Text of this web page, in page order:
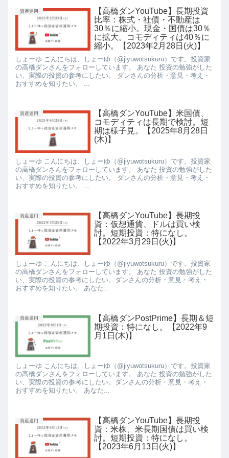
資産運用
【高橋ダンYouTube】長期投資
比率：株式・社債・不動産は
30％に縮小。現金・国債は30％
に拡大。コモディティは40％に
縮小。【2023年2月28日(火)】
しょーゆ こんにちは、しょーゆ（@jiyuwotsukuru）です。投資家
の高橋ダンさんをフォローしています。 あなた 投資の勉強がした
い、実際の投資の参考にしたい。 ダンさんの分析・意見・考え・
おすすめを知りたい。 ...
資産運用
【高橋ダンYouTube】米国債、
コモディティは長期で検討。短
期は様子見。【2025年8月28日
(木)】
しょーゆ こんにちは、しょーゆ（@jiyuwotsukuru）です。投資家
の高橋ダンさんをフォローしています。 あなた 投資の勉強がした
い、実際の投資の参考にしたい。 ダンさんの分析・意見・考え・
おすすめを知りたい。 ...
資産運用
【高橋ダンYouTube】長期投
資：仮想通貨、ドルは買い検
討。短期投資：特になし。
【2022年3月29日(火)】
しょーゆ こんにちは、しょーゆ（@jiyuwotsukuru）です。投資家
の高橋ダンさんをフォローしています。 あなた 投資の勉強がした
い、実際の投資の参考にしたい。ダンさんの分析・意見・考え・
おすすめを知りたい。 あなた...
資産運用
【高橋ダンPostPrime】長期＆短
期投資：特になし。【2022年9
月1日(木)】
しょーゆ こんにちは、しょーゆ（@jiyuwotsukuru）です。投資家
の高橋ダンさんをフォローしています。 あなた 投資の勉強がした
い、実際の投資の参考にしたい。ダンさんの分析・意見・考え・
おすすめを知りたい。 あなた...
資産運用
【高橋ダンYouTube】長期投
資：米株、米長期国債は買い検
討。短期投資：特になし。
【2023年6月13日(火)】